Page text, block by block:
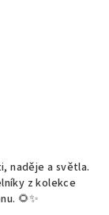
naděje a světla.
z kolekce
🌻✨